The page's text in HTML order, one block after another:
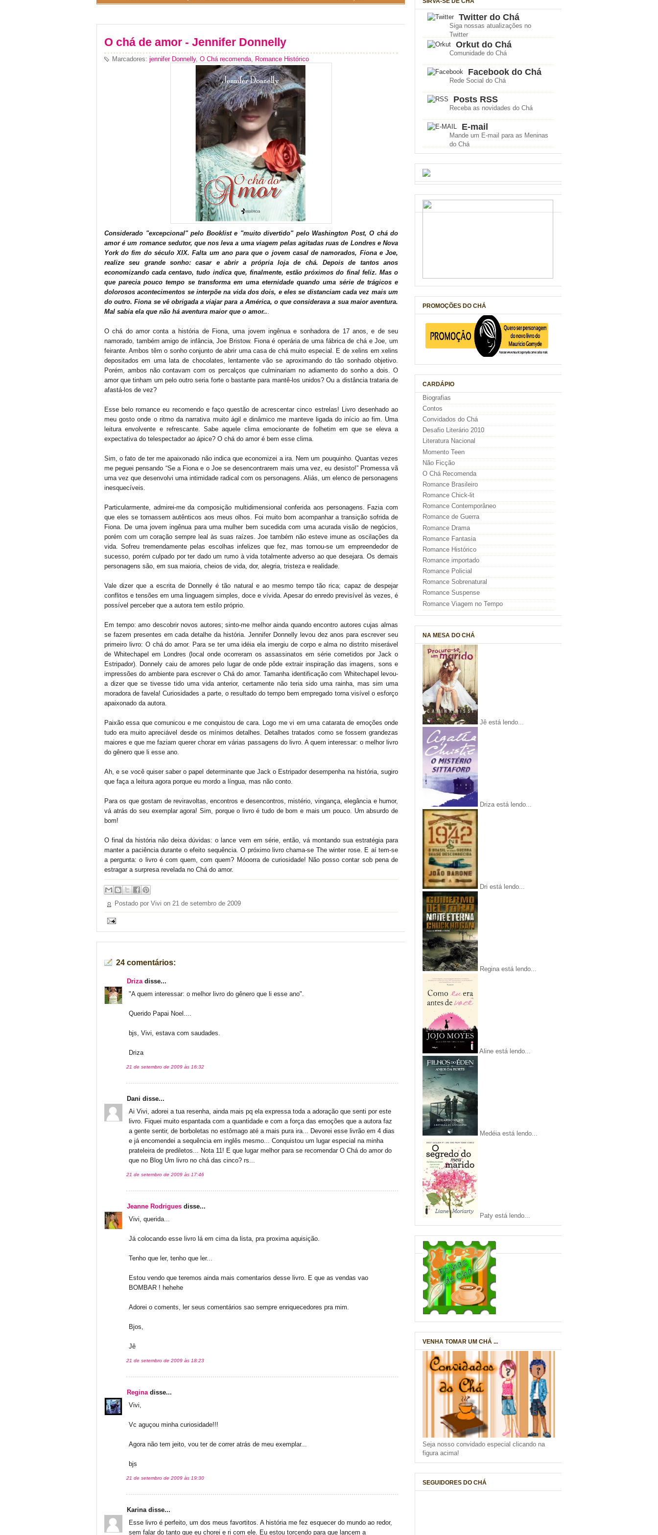
O chá de amor - Jennifer Donnelly
Marcadores: jennifer Donnelly, O Chá recomenda Romance Histórico
Considerado "excepcional" pelo Booklist e "muito divertido" pelo Washington Post, O chá do
amor é um romance sedutor, que nos leva a uma viagem pelas agitadas ruas de Londres e Nova
York do fim do século XIX. Falta um ano para que o jovem casal de namorados, Fiona e Joe,
realize seu grande sonho: casar e abrir a própria loja de chá. Depois de tantos anos
economizando cada centavo, tudo indica que, finalmente, estão próximos do final feliz. Mas o
que parecia pouco tempo se transforma em uma eternidade quando uma série de trágicos e
dolorosos acontecimentos se interpõe na vida dos dois, e eles se distanciam cada vez mais um
do outro. Fiona se vê obrigada a viajar para a América, o que considerava a sua maior aventura.
Mal sabia ela que não há aventura maior que o amor..
O chá do amor conta a história de Fiona, uma jovem ingênua e sonhadora de 17 anos, e de seu
namorado, também amigo de infância, Joe Bristow. Fiona é operária de uma fábrica de chá e Joe, um
feirante. Ambos têm o sonho conjunto de abrir uma casa de chá muito especial. E de xelins em xelins
depositados em uma lata de chocolates, lentamente vão se aproximando do tão sonhado objetivo.
Porém, ambos não contavam com os percalços que culminariam no adiamento do sonho a dois. O
amor que tinham um pelo outro seria forte o bastante para mantê-los unidos? Ou a distância trataria de
afastá-los de vez?
Esse belo romance eu recomendo e faço questão de acrescentar cinco estrelas! Livro desenhado ao
meu gosto onde o ritmo da narrativa muito ágil e dinâmico me manteve ligada do início ao fim. Uma
leitura envolvente e refrescante. Sabe aquele clima emocionante de folhetim em que se eleva a
expectativa do telespectador ao ápice? O chá do amor é bem esse clima.
Sim, o fato de ter me apaixonado não indica que economizei a ira. Nem um pouquinho. Quantas vezes
me peguei pensando “Se a Fiona e o Joe se desencontrarem mais uma vez, eu desisto!” Promessa vã
uma vez que desenvolvi uma intimidade radical com os personagens. Aliás, um elenco de personagens
inesquecíveis.
Particularmente, admirei-me da composição multidimensional conferida aos personagens. Fazia com
que eles se tornassem autênticos aos meus olhos. Foi muito bom acompanhar a transição sofrida de
Fiona. De uma jovem ingênua para uma mulher bem sucedida com uma acurada visão de negócios,
porém com um coração sempre leal às suas raízes. Joe também não esteve imune as oscilações da
vida. Sofreu tremendamente pelas escolhas infelizes que fez, mas tornou-se um empreendedor de
sucesso, porém culpado por ter dado um rumo à vida totalmente adverso ao que desejara. Os demais
personagens são, em sua maioria, cheios de vida, dor, alegria, tristeza e realidade.
Vale dizer que a escrita de Donnelly é tão natural e ao mesmo tempo tão rica; capaz de despejar
conflitos e tensões em uma linguagem simples, doce e vívida. Apesar do enredo previsível às vezes, é
possível perceber que a autora tem estilo próprio.
Em tempo: amo descobrir novos autores; sinto-me melhor ainda quando encontro autores cujas almas
se fazem presentes em cada detalhe da história. Jennifer Donnelly levou dez anos para escrever seu
primeiro livro: O chá do amor. Para se ter uma idéia ela imergiu de corpo e alma no distrito miserável
de Whitechapel em Londres (local onde ocorreram os assassinatos em série cometidos por Jack o
Estripador). Donnely caiu de amores pelo lugar de onde pôde extrair inspiração das imagens, sons e
impressões do ambiente para escrever o Chá do amor. Tamanha identificação com Whitechapel levou-
a dizer que se tivesse tido uma vida anterior, certamente não teria sido uma rainha, mas sim uma
moradora de favela! Curiosidades a parte, o resultado do tempo bem empregado torna visível o esforço
apaixonado da autora.
Paixão essa que comunicou e me conquistou de cara. Logo me vi em uma catarata de emoções onde
tudo era muito apreciável desde os mínimos detalhes. Detalhes tratados como se fossem grandezas
maiores e que me faziam querer chorar em várias passagens do livro. A quem interessar: o melhor livro
do gênero que li esse ano.
Ah, e se você quiser saber o papel determinante que Jack o Estripador desempenha na história, sugiro
que faça a leitura agora porque eu mordo a língua, mas não conto.
Para os que gostam de reviravoltas, encontros e desencontros, mistério, vingança, elegância e humor,
vá atrás do seu exemplar agora! Sim, porque o livro é tudo de bom e mais um pouco. Um absurdo de
bom!
O final da história não deixa dúvidas: o lance vem em série, então, vá montando sua estratégia para
manter a paciência durante o efeito sequência. O próximo livro chama-se The winter rose. E aí tem-se
a pergunta: o livro é com quem, com quem? Móoorra de curiosidade! Não posso contar sob pena de
estragar a surpresa revelada no Chá do amor.
Postado por Vivi on 21 de setembro de 2009
24 comentários:
Drizadisse...
"A quem interessar: o melhor livro do gênero que li esse ano".
Querido Papai Noel....
bjs, Vivi, estava com saudades.
Driza
21 de setembro de 2009 às 16:32
Dani disse...
Ai Vivi, adorei a tua resenha, ainda mais pq ela expressa toda a adoração que senti por este
livro. Fiquei muito espantada com a quantidade e com a força das emoções que a autora faz
a gente sentir, de borboletas no estômago até a mais pura ira... Devorei esse livrão em 4 dias
e já encomendei a sequência em inglês mesmo... Conquistou um lugar especial na minha
prateleira de prediletos... Nota 11! E que lugar melhor para se recomendar O Chá do amor do
que no Blog Um livro no chá das cinco? rs...
21 de setembro de 2009 às 17:46
Jeanne Rodrigues disse...
Vivi, querida...
Já colocando esse livro lá em cima da lista, pra proxima aquisição.
Tenho que ler, tenho que ler...
Estou vendo que teremos ainda mais comentarios desse livro. E que as vendas vao
BOMBAR ! hehehe
Adorei o coments, ler seus comentários sao sempre enriquecedores pra mim.
Bjos,
Jê
21 de setembro de 2009 às 18:23
Reginadisse...
Vivi,
Vc aguçou minha curiosidade!!!
Agora não tem jeito, vou ter de correr atrás de meu exemplar...
bjs
21 de setembro de 2009 às 19:30
Karina disse...
Esse livro é perfeito, um dos meus favortitos. A história me fez esquecer do mundo ao redor,
sem falar do tanto que eu chorei e ri com ele. Eu estou torcendo para que lancem a
Twitter do Chá
Siga nossas atualizações no
Twitter
Orkut do Chá
Comunidade do Chá
Facebook do Chá
Rede Social do Chá
Posts RSS
Receba as novidades do Chá
E-mail
Mande um E-mail para as Meninas
do Chá
PROMOÇÕES DO CHÁ
CARDÁPIO
Biografias
Contos
Convidados do Chá
Desafio Literário 2010
Literatura Nacional
Momento Teen
Não Ficção
O Chá Recomenda
Romance Brasileiro
Romance Chick-lit
Romance Contemporâneo
Romance de Guerra
Romance Drama
Romance Fantasia
Romance Histórico
Romance importado
Romance Policial
Romance Sobrenatural
Romance Suspense
Romance Viagem no Tempo
NA MESA DO CHÁ
Jê está lendo...
Driza está lendo...
Dri está lendo...
Regina está lendo...
Aline está lendo...
Medéia está lendo...
Paty está lendo...
VENHA TOMAR UM CHÁ ...
Seja nosso convidado especial clicando na
figura acima!
SEGUIDORES DO CHÁ